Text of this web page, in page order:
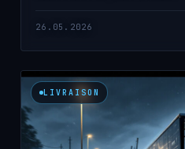
26.05.2026
LIVRAISON